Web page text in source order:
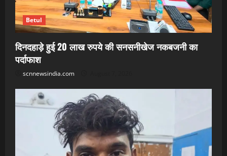
Betul
दिनदहाड़े हुई 20 लाख रुपये की सनसनीखेज नकबजनी का
पर्दाफाश
scnnewsindia.com